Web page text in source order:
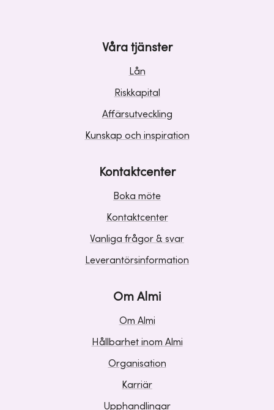
Våra tjänster
Lån
Riskkapital
Affärsutveckling
Kunskap och inspiration
Kontaktcenter
Boka möte
Kontaktcenter
Vanliga frågor & svar
Leverantörsinformation
Om Almi
Om Almi
Hållbarhet inom Almi
Organisation
Karriär
Upphandlingar